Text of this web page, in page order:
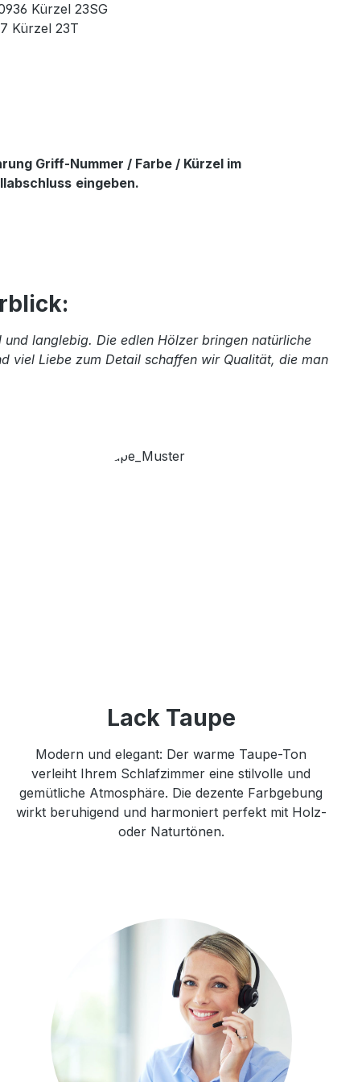
Kürzel 23SG
Kürzel 23T
Griff-Nummer / Farbe / Kürzel im
eingeben.
langlebig. Die edlen Hölzer bringen natürliche
viel Liebe zum Detail schaffen wir Qualität, die man
Lack Taupe
Modern und elegant: Der warme Taupe-Ton
verleiht Ihrem Schlafzimmer eine stilvolle und
gemütliche Atmosphäre. Die dezente Farbgebung
wirkt beruhigend und harmoniert perfekt mit Holz-
oder Naturtönen.